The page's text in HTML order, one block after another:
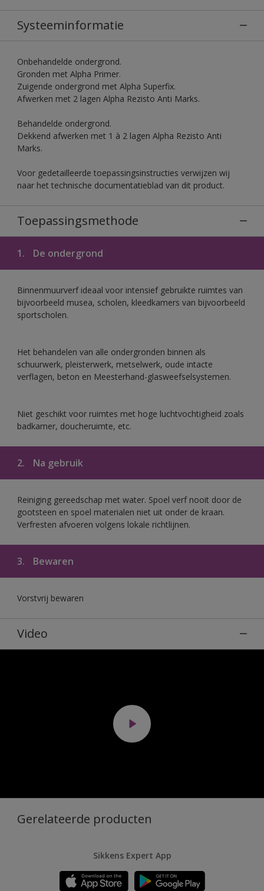
Systeeminformatie
Onbehandelde ondergrond.
Gronden met Alpha Primer.
Zuigende ondergrond met Alpha Superfix.
Afwerken met 2 lagen Alpha Rezisto Anti Marks.
Behandelde ondergrond.
Dekkend afwerken met 1 à 2 lagen Alpha Rezisto Anti
Marks.
Voor gedetailleerde toepassingsinstructies verwijzen wij
naar het technische documentatieblad van dit product.
Toepassingsmethode
1. De ondergrond
Binnenmuurverf ideaal voor intensief gebruikte ruimtes van
bijvoorbeeld musea, scholen, kleedkamers van bijvoorbeeld
sportscholen.
Het behandelen van alle ondergronden binnen als
schuurwerk, pleisterwerk, metselwerk, oude intacte
verflagen, beton en Meesterhand-glasweefselsystemen.
Niet geschikt voor ruimtes met hoge luchtvochtigheid zoals
badkamer, doucheruimte, etc.
2. Na gebruik
Reiniging gereedschap met water. Spoel verf nooit door de
gootsteen en spoel materialen niet uit onder de kraan.
Verfresten afvoeren volgens lokale richtlijnen.
3. Bewaren
Vorstvrij bewaren
Video
Gerelateerde producten
Sikkens Expert App